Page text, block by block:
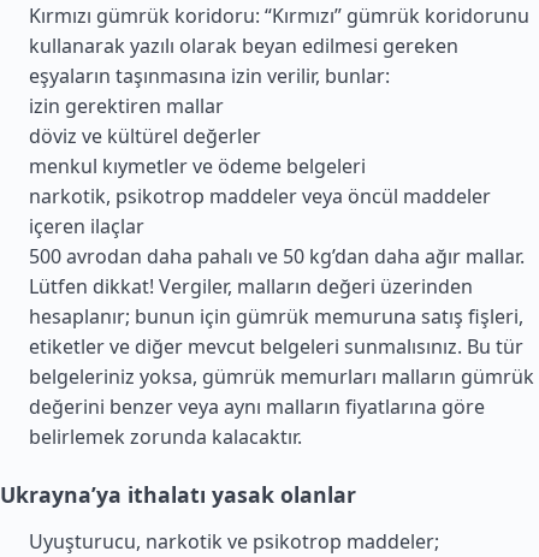
Kırmızı gümrük koridoru: “Kırmızı” gümrük koridorunu
kullanarak yazılı olarak beyan edilmesi gereken
eşyaların taşınmasına izin verilir, bunlar:
izin gerektiren mallar
döviz ve kültürel değerler
menkul kıymetler ve ödeme belgeleri
narkotik, psikotrop maddeler veya öncül maddeler
içeren ilaçlar
500 avrodan daha pahalı ve 50 kg’dan daha ağır mallar.
Lütfen dikkat! Vergiler, malların değeri üzerinden
hesaplanır; bunun için gümrük memuruna satış fişleri,
etiketler ve diğer mevcut belgeleri sunmalısınız. Bu tür
belgeleriniz yoksa, gümrük memurları malların gümrük
değerini benzer veya aynı malların fiyatlarına göre
belirlemek zorunda kalacaktır.
Ukrayna’ya ithalatı yasak olanlar
Uyuşturucu, narkotik ve psikotrop maddeler;